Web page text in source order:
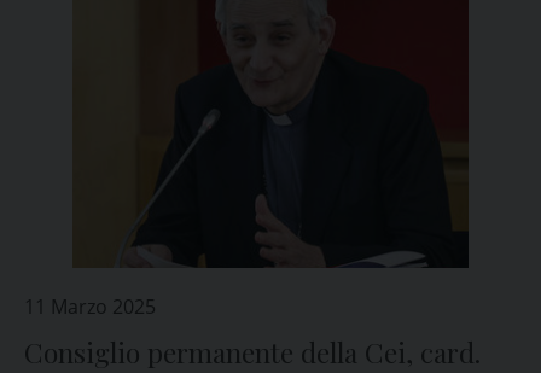
11 Marzo 2025
Consiglio permanente della Cei, card.